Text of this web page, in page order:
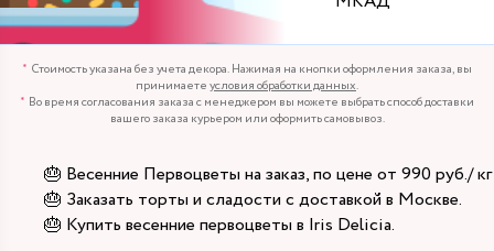
Стоимость указана без учета декора. Нажимая на кнопки оформления заказа, вы
принимаетеусловия обработки данных.
Во время согласования заказа с менеджером вы можете выбрать способ доставки
вашего заказа курьером или оформить самовывоз.
🎂 Весенние Первоцветы на заказ, по цене от 990 руб./ кг
🎂 Заказать торты и сладости с доставкой в Москве.
🎂 Купить весенние первоцветы в Iris Delicia.